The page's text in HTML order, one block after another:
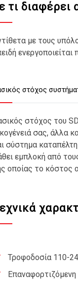
τι
με τους
στόχος
στόχος του
σας, άλλα
σύστημα
εμπλοκή από
οποίας το κόστος
Τροφοδοσία 110-